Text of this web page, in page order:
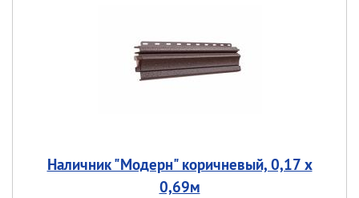
Наличник "Модерн" коричневый, 0,17 х
0,69м